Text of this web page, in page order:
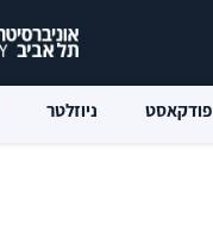
פודקאסט ניוזלטר